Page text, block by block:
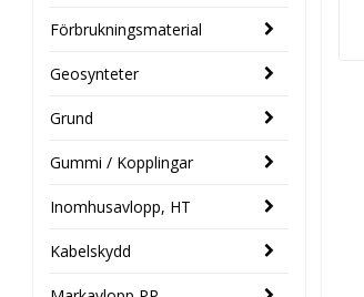
Förbrukningsmaterial
Geosynteter
Grund
Gummi / Kopplingar
Inomhusavlopp, HT
Kabelskydd